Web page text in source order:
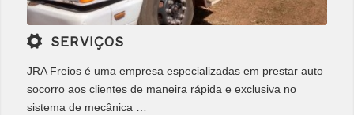
SERVIÇOS
JRA Freios é uma empresa especializadas em prestar auto
socorro aos clientes de maneira rápida e exclusiva no
sistema de mecânica …